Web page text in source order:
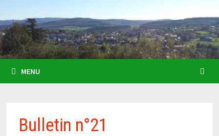
MENU
Bulletin n°21